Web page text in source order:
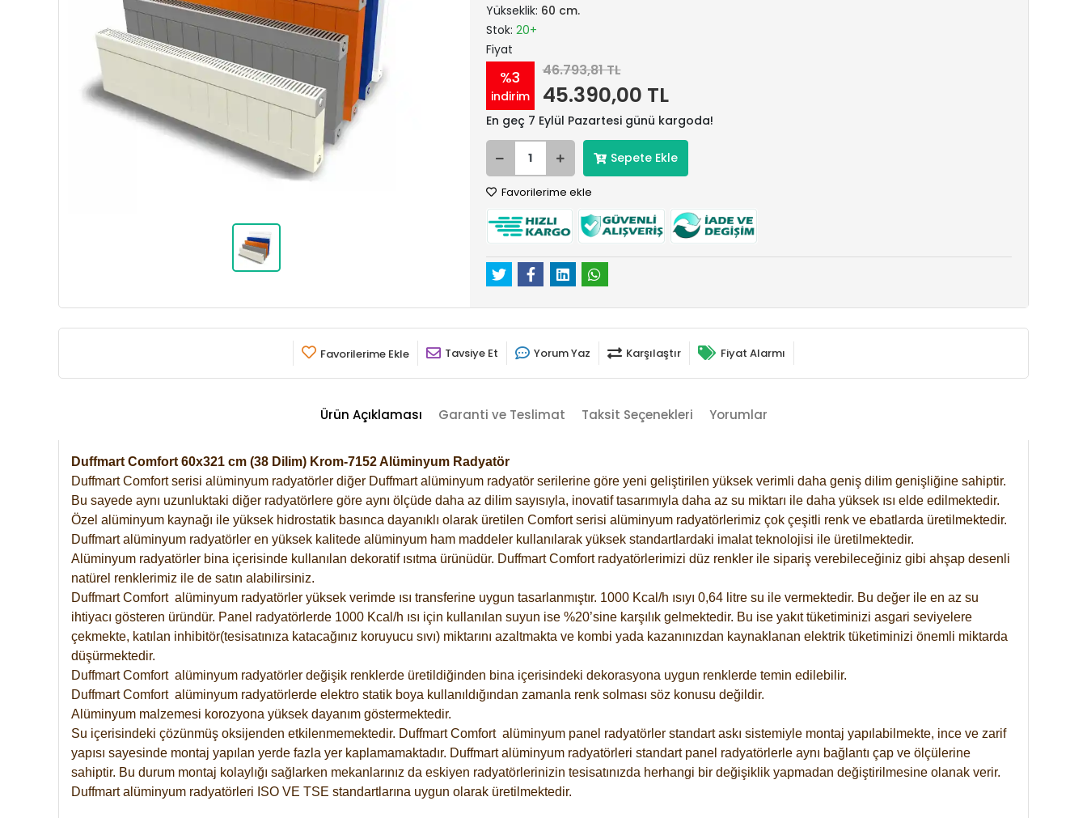
Yükseklik: 60 cm.
Stok: 20+
Fiyat
%3
indirim
46.793,81 TL
45.390,00 TL
En geç 7 Eylül Pazartesi günü kargoda!
Sepete Ekle
Favorilerime ekle
Favorilerime Ekle Tavsiye Et Yorum Yaz Karşılaştır Fiyat Alarmı
Ürün Açıklaması Garanti ve Teslimat Taksit Seçenekleri Yorumlar
Duffmart Comfort 60x321 cm (38 Dilim) Krom-7152 Alüminyum Radyatör
Duffmart Comfort serisi alüminyum radyatörler diğer Duffmart alüminyum radyatör serilerine göre yeni geliştirilen yüksek verimli daha geniş dilim genişliğine sahiptir.
Bu sayede aynı uzunluktaki diğer radyatörlere göre aynı ölçüde daha az dilim sayısıyla, inovatif tasarımıyla daha az su miktarı ile daha yüksek ısı elde edilmektedir.
Özel alüminyum kaynağı ile yüksek hidrostatik basınca dayanıklı olarak üretilen Comfort serisi alüminyum radyatörlerimiz çok çeşitli renk ve ebatlarda üretilmektedir.
Duffmart alüminyum radyatörler en yüksek kalitede alüminyum ham maddeler kullanılarak yüksek standartlardaki imalat teknolojisi ile üretilmektedir.
Alüminyum radyatörler bina içerisinde kullanılan dekoratif ısıtma ürünüdür. Duffmart Comfort radyatörlerimizi düz renkler ile sipariş verebileceğiniz gibi ahşap desenli
natürel renklerimiz ile de satın alabilirsiniz.
Duffmart Comfort alüminyum radyatörler yüksek verimde ısı transferine uygun tasarlanmıştır. 1000 Kcal/h ısıyı 0,64 litre su ile vermektedir. Bu değer ile en az su
ihtiyacı gösteren üründür. Panel radyatörlerde 1000 Kcal/h ısı için kullanılan suyun ise %20’sine karşılık gelmektedir. Bu ise yakıt tüketiminizi asgari seviyelere
çekmekte, katılan inhibitör(tesisatınıza katacağınız koruyucu sıvı) miktarını azaltmakta ve kombi yada kazanınızdan kaynaklanan elektrik tüketiminizi önemli miktarda
düşürmektedir.
Duffmart Comfort alüminyum radyatörler değişik renklerde üretildiğinden bina içerisindeki dekorasyona uygun renklerde temin edilebilir.
DuffmartComfort alüminyum radyatörlerde elektro statik boya kullanıldığından zamanla renk solması söz konusu değildir.
Alüminyum malzemesi korozyona yüksek dayanım göstermektedir.
Su içerisindeki çözünmüş oksijenden etkilenmemektedir. DuffmartComfort alüminyum panel radyatörler standart askı sistemiyle montaj yapılabilmekte, ince ve zarif
yapısı sayesinde montaj yapılan yerde fazla yer kaplamamaktadır. Duffmart alüminyum radyatörleri standart panel radyatörlerle aynı bağlantı çap ve ölçülerine
sahiptir. Bu durum montaj kolaylığı sağlarken mekanlarınız da eskiyen radyatörlerinizin tesisatınızda herhangi bir değişiklik yapmadan değiştirilmesine olanak verir.
Duffmart alüminyum radyatörleri ISO VE TSE standartlarına uygun olarak üretilmektedir.